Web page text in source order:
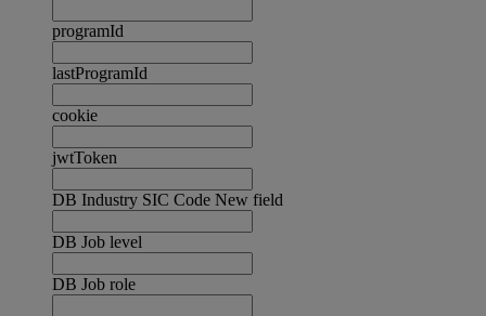
programId
lastProgramId
cookie
jwtToken
DB Industry SIC Code New field
DB Job level
DB Job role